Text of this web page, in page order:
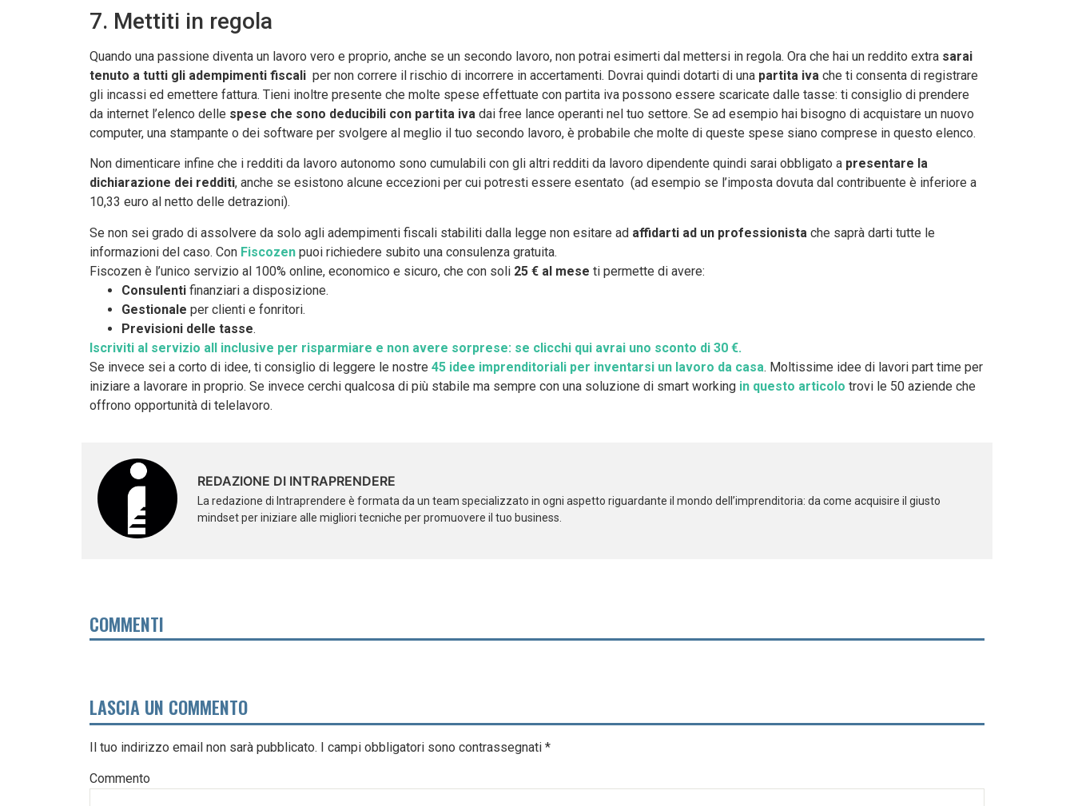
7. Mettiti in regola
Quando una passione diventa un lavoro vero e proprio, anche se un secondo lavoro, non potrai esimerti dal mettersi in regola. Ora che hai un reddito extra sarai
tenuto a tutti gli adempimenti fiscali per non correre il rischio di incorrere in accertamenti. Dovrai quindi dotarti di una partita iva che ti consenta di registrare
gli incassi ed emettere fattura. Tieni inoltre presente che molte spese effettuate con partita iva possono essere scaricate dalle tasse: ti consiglio di prendere
da internet l’elenco delle spese che sono deducibili con partita iva dai free lance operanti nel tuo settore. Se ad esempio hai bisogno di acquistare un nuovo
computer, una stampante o dei software per svolgere al meglio il tuo secondo lavoro, è probabile che molte di queste spese siano comprese in questo elenco.
Non dimenticare infine che i redditi da lavoro autonomo sono cumulabili con gli altri redditi da lavoro dipendente quindi sarai obbligato a presentare la
dichiarazione dei redditi, anche se esistono alcune eccezioni per cui potresti essere esentato (ad esempio se l’imposta dovuta dal contribuente è inferiore a
10,33 euro al netto delle detrazioni).
Se non sei grado di assolvere da solo agli adempimenti fiscali stabiliti dalla legge non esitare ad affidarti ad un professionista che saprà darti tutte le
informazioni del caso. Con Fiscozen puoi richiedere subito una consulenza gratuita.
Fiscozen è l’unico servizio al 100% online, economico e sicuro, che con soli 25 € al mese ti permette di avere:
Consulenti finanziari a disposizione.
Gestionale per clienti e fonritori.
Previsioni delle tasse.
Iscriviti al servizio all inclusive per risparmiare e non avere sorprese: se clicchi qui avrai uno sconto di 30 €.
Se invece sei a corto di idee, ti consiglio di leggere le nostre 45 idee imprenditoriali per inventarsi un lavoro da casa. Moltissime idee di lavori part time per
iniziare a lavorare in proprio. Se invece cerchi qualcosa di più stabile ma sempre con una soluzione di smart working in questo articolo trovi le 50 aziende che
offrono opportunità di telelavoro.
REDAZIONE DI INTRAPRENDERE
La redazione di Intraprendere è formata da un team specializzato in ogni aspetto riguardante il mondo dell’imprenditoria: da come acquisire il giusto
mindset per iniziare alle migliori tecniche per promuovere il tuo business.
COMMENTI
LASCIA UN COMMENTO
Il tuo indirizzo email non sarà pubblicato. I campi obbligatori sono contrassegnati *
Commento